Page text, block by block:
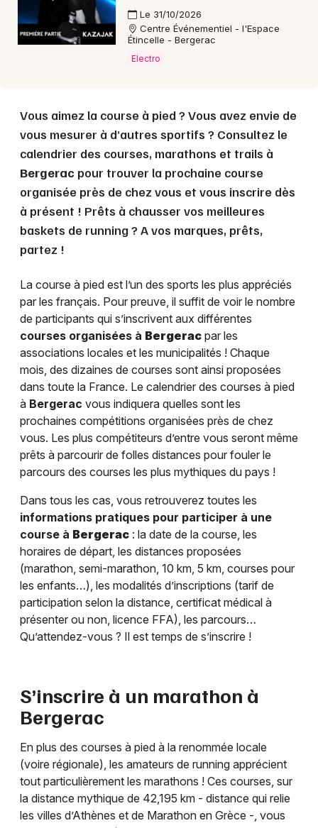
Je m'abonne
Le 31/10/2026
Centre Événementiel - l'Espace
Étincelle - Bergerac
Electro
Vous aimez la course à pied ? Vous avez envie de
vous mesurer à d’autres sportifs ? Consultez le
calendrier des courses, marathons et trails à
Bergerac pour trouver la prochaine course
organisée près de chez vous et vous inscrire dès
à présent ! Prêts à chausser vos meilleures
baskets de running ? A vos marques, prêts,
partez !
La course à pied est l’un des sports les plus appréciés
par les français. Pour preuve, il suffit de voir le nombre
de participants qui s’inscrivent aux différentes
courses organisées à Bergerac par les
associations locales et les municipalités ! Chaque
mois, des dizaines de courses sont ainsi proposées
dans toute la France. Le calendrier des courses à pied
à Bergerac vous indiquera quelles sont les
prochaines compétitions organisées près de chez
vous. Les plus compétiteurs d’entre vous seront même
prêts à parcourir de folles distances pour fouler le
parcours des courses les plus mythiques du pays !
Dans tous les cas, vous retrouverez toutes les
informations pratiques pour participer à une
course à Bergerac : la date de la course, les
horaires de départ, les distances proposées
(marathon, semi-marathon, 10 km, 5 km, courses pour
les enfants…), les modalités d’inscriptions (tarif de
participation selon la distance, certificat médical à
présenter ou non, licence FFA), les parcours…
Qu’attendez-vous ? Il est temps de s’inscrire !
S’inscrire à un marathon à
Bergerac
En plus des courses à pied à la renommée locale
(voire régionale), les amateurs de running apprécient
tout particulièrement les marathons ! Ces courses, sur
la distance mythique de 42,195 km - distance qui relie
les villes d’Athènes et de Marathon en Grèce -, vous